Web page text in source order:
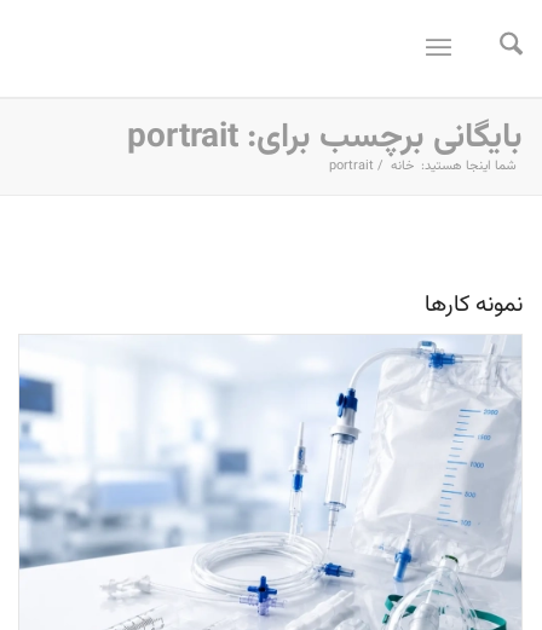
بایگانی برچسب برای: portrait
شما اینجا هستید: خانه /
portrait
نمونه کارها